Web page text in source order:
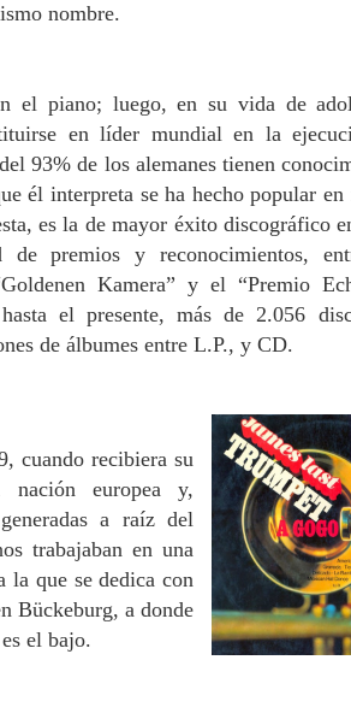
nombre.
el piano; luego, en su vida de
en líder mundial en la
93% de los alemanes tienen
él interpreta se ha hecho popular en
es la de mayor éxito discográfico
de premios y reconocimientos,
Kamera” y el “Premio
el presente, más de 2.056
de álbumes entre L.P., y CD.
cuando recibiera su
europea y,
a raíz del
trabajaban en una
la que se dedica con
Bückeburg, a donde
el bajo.